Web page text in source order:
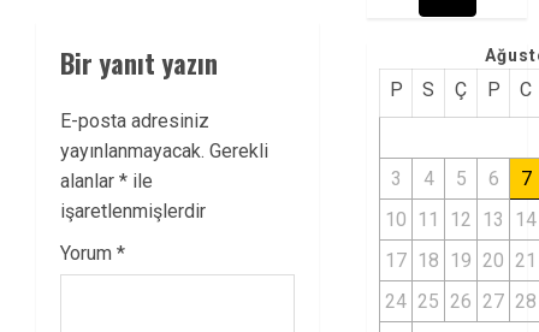
Bir yanıt yazın
E-posta adresiniz
yayınlanmayacak. Gerekli
alanlar * ile
işaretlenmişlerdir
Yorum *
P S Ç P C
3 4 5 6
7
10 11 12 13
14
17 18 19 20 21
24 25 26 27 28